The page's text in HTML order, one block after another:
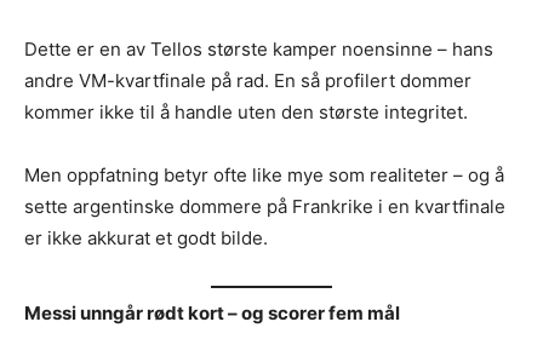
Dette er en av Tellos største kamper noensinne – hans
andre VM-kvartfinale på rad. En så profilert dommer
kommer ikke til å handle uten den største integritet.
Men oppfatning betyr ofte like mye som realiteter – og å
sette argentinske dommere på Frankrike i en kvartfinale
er ikke akkurat et godt bilde.
Messi unngår rødt kort – og scorer fem mål